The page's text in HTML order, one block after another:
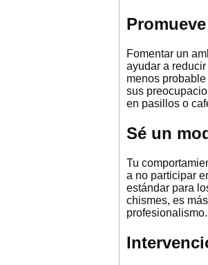
Fomentar un
ayudar a
menos
sus
en pasillos o
Sé un
Tu
a no participar
estándar para
chismes, es
profesionalismo.